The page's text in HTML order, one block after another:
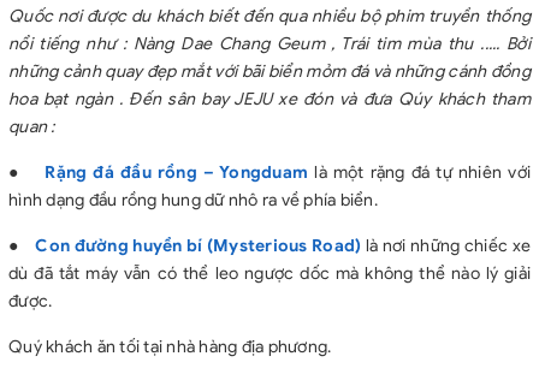
Quốc nơi được du khách biết đến qua nhiều bộ phim truyền thống
nổi tiếng như : Nàng Dae Chang Geum , Trái tim mùa thu ..... Bởi
những cảnh quay đẹp mắt với bãi biển mỏm đá và những cánh đồng
hoa bạt ngàn . Đến sân bay JEJU xe đón và đưa Qúy khách tham
quan :
● Rặng đá đầu rồng – Yongduam là một rặng đá tự nhiên với
hình dạng đầu rồng hung dữ nhô ra về phía biển.
●Con đường huyền bí (Mysterious Road) là nơi những chiếc xe
dù đã tắt máy vẫn có thể leo ngược dốc mà không thể nào lý giải
được.
Quý khách ăn tối tại nhà hàng địa phương.